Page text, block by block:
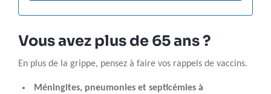
Vous avez plus de 65 ans ?
En plus de la grippe, pensez à faire vos rappels de vaccins.
Méningites, pneumonies et septicémies à